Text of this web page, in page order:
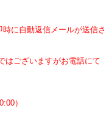
に自動返信メールが送信さ
はございますがお電話にて
）